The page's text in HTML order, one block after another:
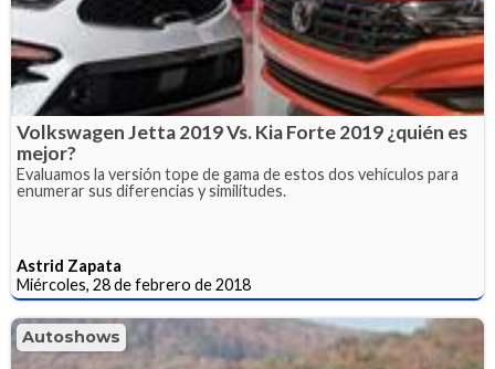
Volkswagen Jetta 2019 Vs. Kia Forte 2019 ¿quién es
mejor?
Evaluamos la versión tope de gama de estos dos vehículos para
enumerar sus diferencias y similitudes.
Astrid Zapata
Miércoles, 28 de febrero de 2018
Autoshows